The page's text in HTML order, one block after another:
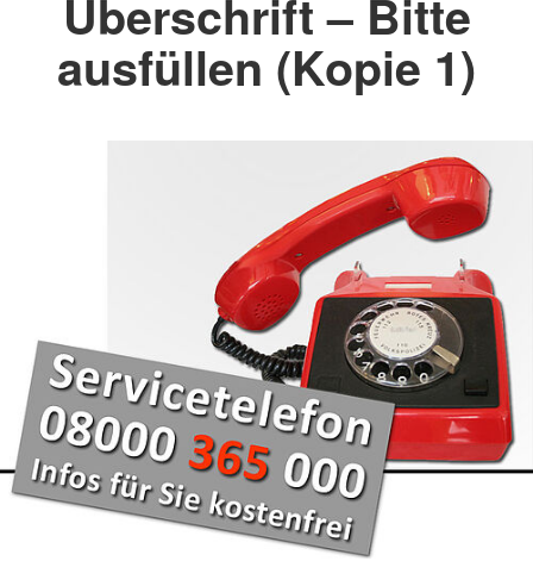
Überschrift – Bitte
ausfüllen (Kopie 1)